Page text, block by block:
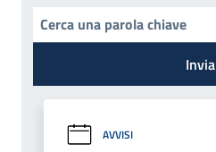
Invia
AVVISI